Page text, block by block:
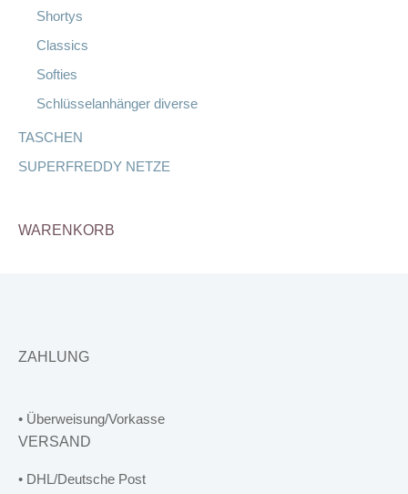
Shortys
Classics
Softies
Schlüsselanhänger diverse
TASCHEN
SUPERFREDDY NETZE
WARENKORB
ZAHLUNG
• Überweisung/Vorkasse
VERSAND
• DHL/Deutsche Post